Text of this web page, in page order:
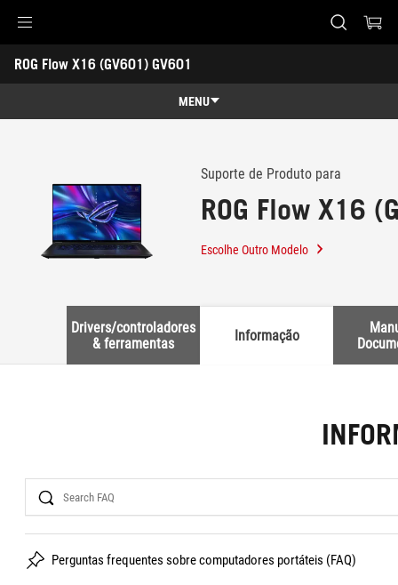
Accessibility links
Skip to content
Accessibility Help
Skip to Menu
Rodapé ASUS
ROG Flow X16 (GV601) GV601
-
MENU
Prémios
Galeria
Suporte de Produto para
ROG Flow X16
Escolhe Outro Modelo
Drivers/controladores
& ferramentas
Informação
Search
Perguntas frequentes sobre computadores portáteis (FAQ)